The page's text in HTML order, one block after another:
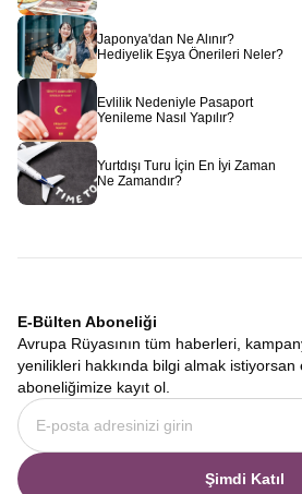
Japonya'dan Ne Alınır?
Hediyelik Eşya Önerileri Neler?
Evlilik Nedeniyle Pasaport
Yenileme Nasıl Yapılır?
Yurtdışı Turu İçin En İyi Zaman
Ne Zamandır?
E-Bülten Aboneliği
Avrupa Rüyasının tüm haberleri,
yenilikleri hakkında bilgi almak istiyorsan
aboneliğimize kayıt ol.
Şimdi Katıl